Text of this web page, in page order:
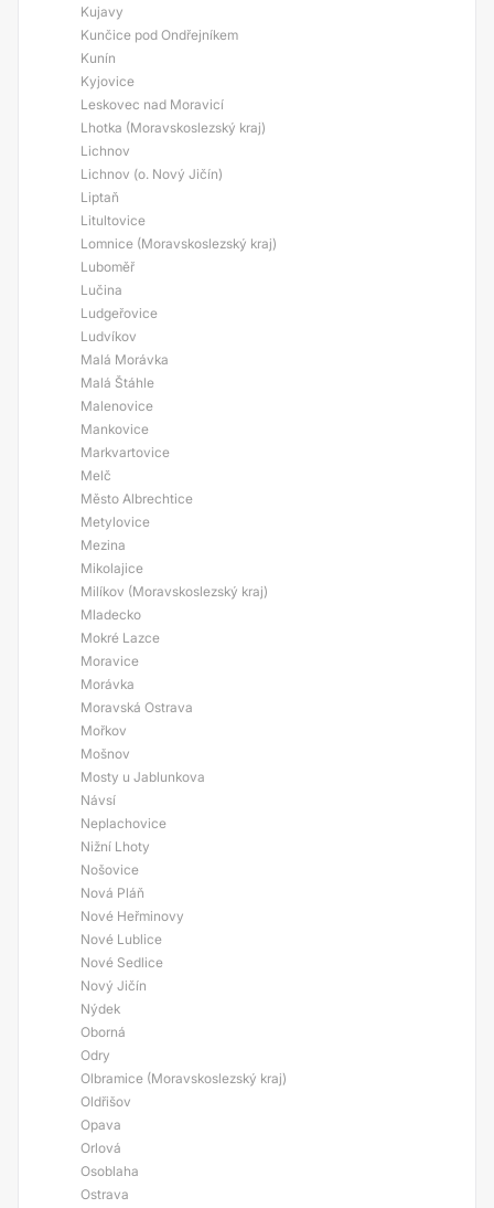
Kujavy
Kunčice pod Ondřejníkem
Kunín
Kyjovice
Leskovec nad Moravicí
Lhotka (Moravskoslezský kraj)
Lichnov
Lichnov (o. Nový Jičín)
Liptaň
Litultovice
Lomnice (Moravskoslezský kraj)
Luboměř
Lučina
Ludgeřovice
Ludvíkov
Malá Morávka
Malá Štáhle
Malenovice
Mankovice
Markvartovice
Melč
Město Albrechtice
Metylovice
Mezina
Mikolajice
Milíkov (Moravskoslezský kraj)
Mladecko
Mokré Lazce
Moravice
Morávka
Moravská Ostrava
Mořkov
Mošnov
Mosty u Jablunkova
Návsí
Neplachovice
Nižní Lhoty
Nošovice
Nová Pláň
Nové Heřminovy
Nové Lublice
Nové Sedlice
Nový Jičín
Nýdek
Oborná
Odry
Olbramice (Moravskoslezský kraj)
Oldřišov
Opava
Orlová
Osoblaha
Ostrava